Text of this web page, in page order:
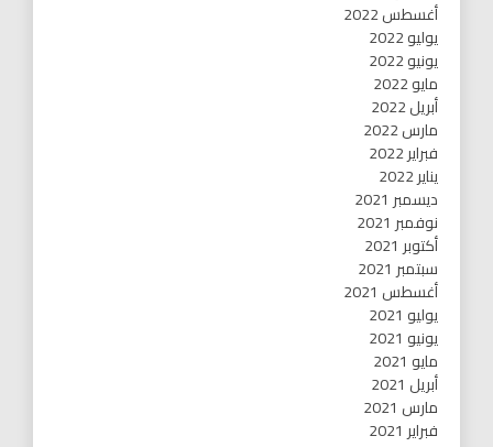
أغسطس 2022
يوليو 2022
يونيو 2022
مايو 2022
أبريل 2022
مارس 2022
فبراير 2022
يناير 2022
ديسمبر 2021
نوفمبر 2021
أكتوبر 2021
سبتمبر 2021
أغسطس 2021
يوليو 2021
يونيو 2021
مايو 2021
أبريل 2021
مارس 2021
فبراير 2021